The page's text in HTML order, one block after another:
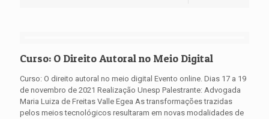
Curso: O Direito Autoral no Meio Digital
Curso: O direito autoral no meio digital Evento online. Dias 17 a 19
de novembro de 2021 Realização Unesp Palestrante: Advogada
Maria Luiza de Freitas Valle Egea As transformações trazidas
pelos meios tecnológicos resultaram em novas modalidades de